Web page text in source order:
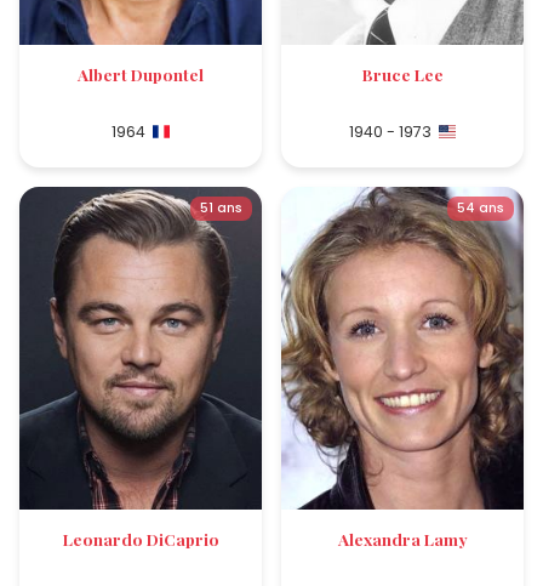
Albert Dupontel
1964
Bruce Lee
1940 - 1973
51 ans
Leonardo DiCaprio
54 ans
Alexandra Lamy